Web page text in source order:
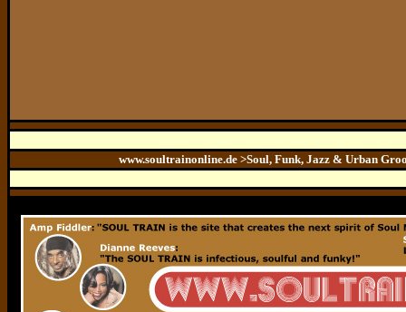
www.soultrainonline.de >Soul, Funk, Jazz & Urban